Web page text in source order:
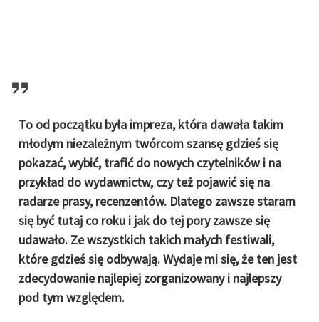
To od początku była impreza, która dawała takim
młodym niezależnym twórcom szansę gdzieś się
pokazać, wybić, trafić do nowych czytelników i na
przykład do wydawnictw, czy też pojawić się na
radarze prasy, recenzentów. Dlatego zawsze staram
się być tutaj co roku i jak do tej pory zawsze się
udawało. Ze wszystkich takich małych festiwali,
które gdzieś się odbywają. Wydaje mi się, że ten jest
zdecydowanie najlepiej zorganizowany i najlepszy
pod tym względem.